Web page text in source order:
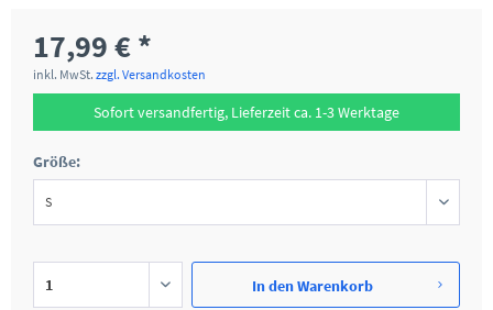
17,99 € *
inkl. MwSt. zzgl. Versandkosten
Sofort versandfertig, Lieferzeit ca. 1-3 Werktage
Größe:
In denWarenkorb